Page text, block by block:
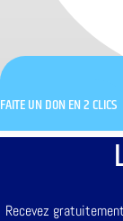
FAITE UN DON EN 2 CLICS
Recevez